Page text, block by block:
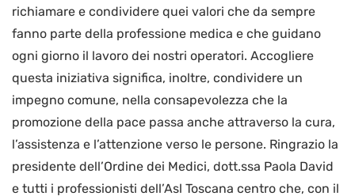
richiamare e condividere quei valori che da sempre
fanno parte della professione medica e che guidano
ogni giorno il lavoro dei nostri operatori. Accogliere
questa iniziativa significa, inoltre, condividere un
impegno comune, nella consapevolezza che la
promozione della pace passa anche attraverso la cura,
l’assistenza e l’attenzione verso le persone. Ringrazio la
presidente dell’Ordine dei Medici, dott.ssa Paola David
e tutti i professionisti dell’Asl Toscana centro che, con il